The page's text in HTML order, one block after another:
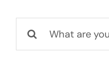
resultados